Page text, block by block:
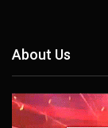
About Us